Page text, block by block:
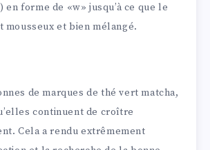
forme de «w» jusqu’à ce que le
mousseux et bien mélangé.
de marques de thé vert matcha,
continuent de croître
Cela a rendu extrêmement